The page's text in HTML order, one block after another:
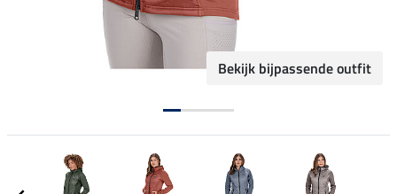
Bekijk bijpassende outfit